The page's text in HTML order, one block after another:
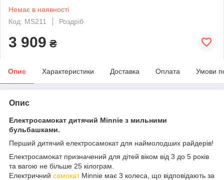
Немає в наявності
Код: MS211
Роздріб
3 909 ₴
Опис Характеристики Доставка Оплата Умови
Опис
Електросамокат дитячий Minnie з мильними
бульбашками.
Перший дитячий електросамокат для наймолодших райдерів!
Електросамокат призначений для дітей віком від 3 до 5 років
та вагою не більше 25 кілограм.
Електричний самокатMinnie має 3 колеса, що відповідають за